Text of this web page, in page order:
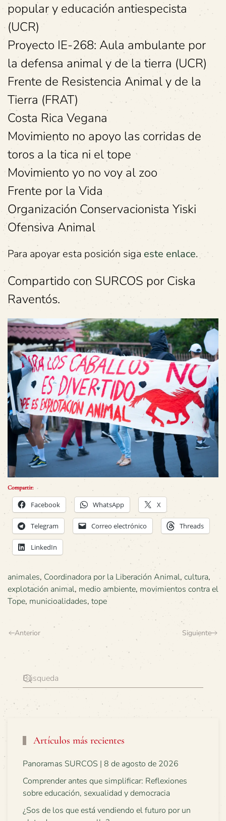
popular y educación antiespecista
(UCR)
Proyecto IE-268: Aula ambulante por
la defensa animal y de la tierra (UCR)
Frente de Resistencia Animal y de la
Tierra (FRAT)
Costa Rica Vegana
Movimiento no apoyo las corridas de
toros a la tica ni el tope
Movimiento yo no voy al zoo
Frente por la Vida
Organización Conservacionista Yiski
Ofensiva Animal
Para apoyar esta posición siga este enlace.
Compartido con SURCOS por Ciska
Raventós.
Compartir:
Facebook WhatsApp X
Telegram Correo electrónico Threads
LinkedIn
animales, Coordinadora por la Liberación Animal, cultura,
explotación animal, medio ambiente, movimientos contra el
Tope, municioalidades, tope
Anterior Siguiente
Artículos más recientes
Panoramas SURCOS | 8 de agosto de 2026
Comprender antes que simplificar: Reflexiones
sobre educación, sexualidad y democracia
¿Sos de los que está vendiendo el futuro por un